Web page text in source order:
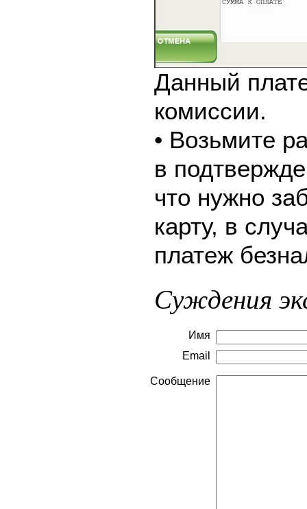
Данный
комиссии.
• Возьмите
в
что нужно
карту, в
платеж
Суждения
Имя
Email
Сообщение